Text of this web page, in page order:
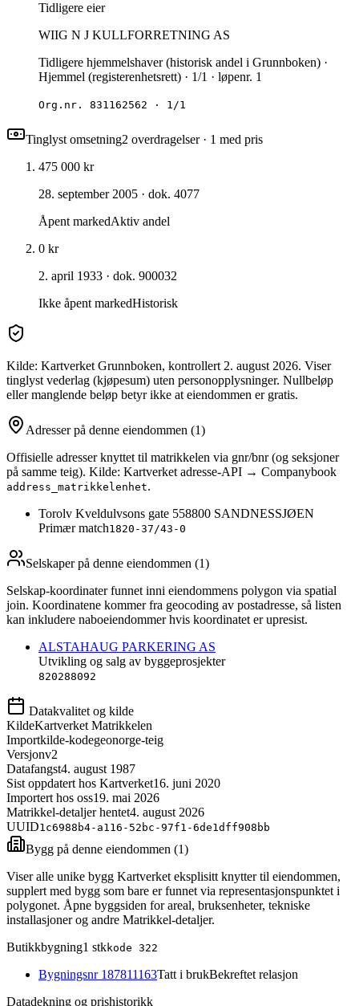
Tidligere eier
WIIG N J KULLFORRETNING AS
Tidligere hjemmelshaver (historisk andel i Grunnboken) ·
Hjemmel (registerenhetsrett) · 1/1 · løpenr. 1
Org.nr. 831162562 · 1/1
Tinglyst omsetning2 overdragelser· 1 med pris
475 000 kr
28. september 2005 · dok. 4077
Åpent markedAktiv andel
0 kr
2. april 1933 · dok. 900032
Ikke åpent markedHistorisk
Kilde: Kartverket Grunnboken, kontrollert 2. august 2026. Viser
tinglyst vederlag (kjøpesum) uten personopplysninger. Nullbeløp
eller manglende beløp betyr ikke at eiendommen er gratis.
Adresser på denne eiendommen (1)
Offisielle adresser knyttet til matrikkelen via gnr/bnr (og seksjoner
på samme teig). Kilde: Kartverket adresse-API → Companybook
address_matrikkelenhet.
Torolv Kveldulvsons gate 558800 SANDNESSJØEN
Primær match1820-37/43-0
Selskaper på denne eiendommen (1)
Selskap-koordinater funnet inni eiendommens polygon via spatial
join. Koordinatene kommer fra geocoding av postadresse, så listen
kan inkludere naboeiendommer hvis koordinatet er upresist.
ALSTAHAUG PARKERING AS
Utvikling og salg av byggeprosjekter
820288092
Datakvalitet og kilde
KildeKartverket Matrikkelen
Importkilde-kodegeonorge-teig
Versjonv2
Datafangst4. august 1987
Sist oppdatert hos Kartverket16. juni 2020
Importert hos oss19. mai 2026
Matrikkel-detaljer hentet4. august 2026
UUID1c6988b4-a116-52bc-97f1-6de1dff908bb
Bygg på denne eiendommen (1)
Viser alle unike bygg Kartverket eksplisitt knytter til eiendommen,
supplert med bygg som bare er funnet via representasjonspunktet i
polygonet. Åpne byggsiden for areal, bruksenheter, tekniske
installasjoner og andre Matrikkel-detaljer.
Butikkbygning1 stkkode 322
Bygningsnr 187811163Tatt i brukBekreftet relasjon
Datadekning og prishistorikk